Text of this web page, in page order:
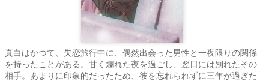
真白はかつて、失恋旅行中に、偶然出会った男性と一夜限りの関係
を持ったことがある。甘く爛れた夜を過ごし、翌日には別れたその
相手。あまりに印象的だったため、彼を忘れられずに三年が過ぎた